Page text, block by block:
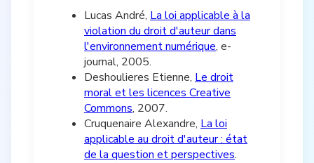
Lucas André, La loi applicable à la
violation du droit d'auteur dans
l'environnement numérique, e-
journal, 2005.
Deshoulieres Etienne, Le droit
moral et les licences Creative
Commons, 2007.
Cruquenaire Alexandre, La loi
applicable au droit d'auteur : état
de la question et perspectives.